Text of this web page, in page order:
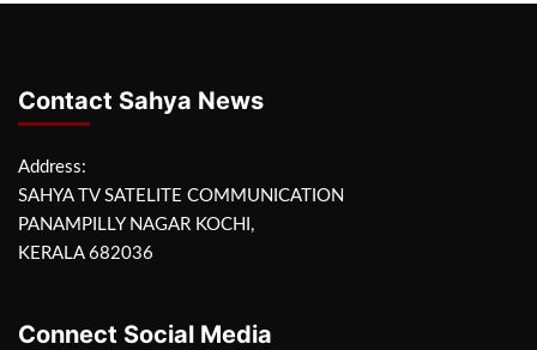
Contact Sahya News
Address:
SAHYA TV SATELITE COMMUNICATION
PANAMPILLY NAGAR KOCHI,
KERALA 682036
Connect Social Media